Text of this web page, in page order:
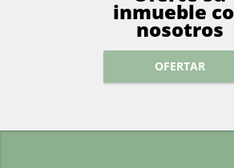
Oferte su
inmueble con
nosotros
OFERTAR